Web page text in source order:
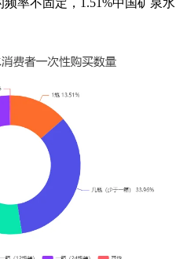
月购买矿泉水1-2次，10.13%中
率不固定，1.51%中国矿泉水